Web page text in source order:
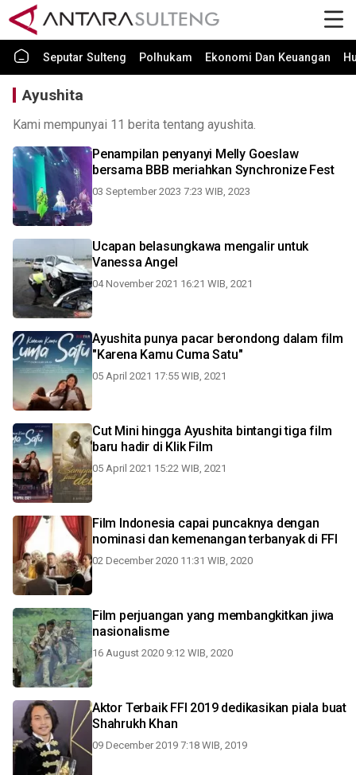
Seputar Sulteng Polhukam Ekonomi Dan Keuangan
Ayushita
Kami mempunyai 11 berita tentang ayushita.
Penampilan penyanyi Melly Goeslaw
bersama BBB meriahkan Synchronize Fest
03 September 2023 7:23 WIB, 2023
Ucapan belasungkawa mengalir untuk
Vanessa Angel
04 November 2021 16:21 WIB, 2021
Ayushita punya pacar berondong dalam film
"Karena Kamu Cuma Satu"
05 April 2021 17:55 WIB, 2021
Cut Mini hingga Ayushita bintangi tiga film
baru hadir di Klik Film
05 April 2021 15:22 WIB, 2021
Film Indonesia capai puncaknya dengan
nominasi dan kemenangan terbanyak di FFI
02 December 2020 11:31 WIB, 2020
Film perjuangan yang membangkitkan jiwa
nasionalisme
16 August 2020 9:12 WIB, 2020
Aktor Terbaik FFI 2019 dedikasikan piala buat
Shahrukh Khan
09 December 2019 7:18 WIB, 2019